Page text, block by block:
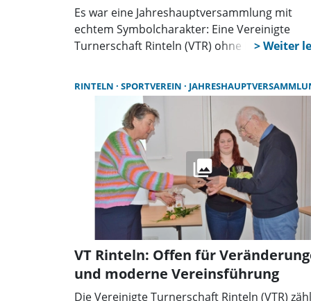
Es war eine Jahreshauptversammlung mit
echtem Symbolcharakter: Eine Vereinigte
Turnerschaft Rinteln (VTR) ohne Karl-Heinz
seinen Nachfolger, wurde gebührend zum
Ehrenmitglied ernannt – und hinterlässt einen
rundum gesunden Verein.
RINTELN SPORTVEREIN
VT Rinteln: Offen für
und moderne Vereinsführung
Die Vereinigte Turnerschaft Rinteln (VTR)